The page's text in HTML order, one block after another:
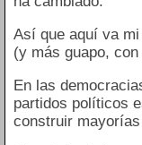
Así que aquí va
(y más guapo,
En las
partidos políticos
construir